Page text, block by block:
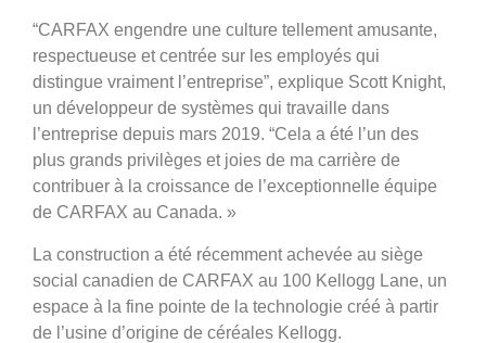
“CARFAX engendre une culture tellement amusante,
respectueuse et centrée sur les employés qui
distingue vraiment l’entreprise”, explique Scott Knight,
un développeur de systèmes qui travaille dans
l’entreprise depuis mars 2019. “Cela a été l’un des
plus grands privilèges et joies de ma carrière de
contribuer à la croissance de l’exceptionnelle équipe
de CARFAX au Canada. »
La construction a été récemment achevée au siège
social canadien de CARFAX au 100 Kellogg Lane, un
espace à la fine pointe de la technologie créé à partir
de l’usine d’origine de céréales Kellogg.